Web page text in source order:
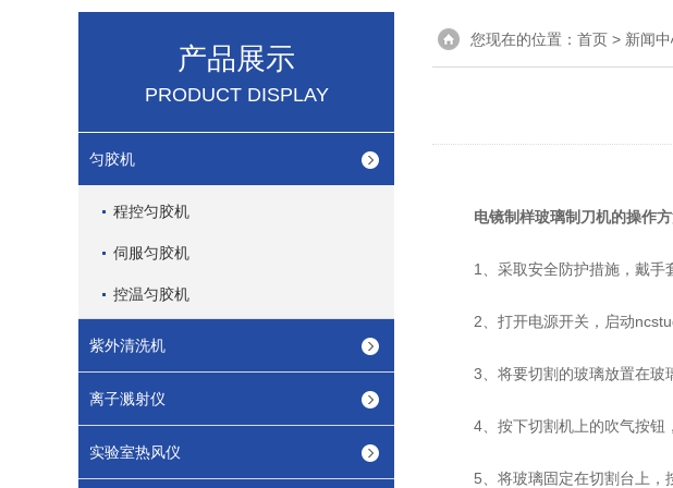
产品展示
PRODUCT DISPLAY
匀胶机
程控匀胶机
伺服匀胶机
控温匀胶机
紫外清洗机
离子溅射仪
实验室热风仪
您现在的位置： 首页 > 新闻
电镜制样玻璃制刀机的操作
1、采取安全防护措施，戴手套
2、打开电源开关，启动
3、将要切割的玻璃放置在玻璃
4、按下切割机上的吹气按钮，
5、将玻璃固定在切割台上，按